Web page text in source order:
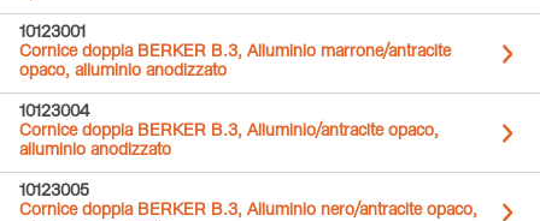
10123001
Cornice doppia BERKER B.3, Alluminio marrone/antracite
opaco, alluminio anodizzato
10123004
Cornice doppia BERKER B.3, Alluminio/antracite opaco,
alluminio anodizzato
10123005
Cornice doppia BERKER B.3, Alluminio nero/antracite opaco,